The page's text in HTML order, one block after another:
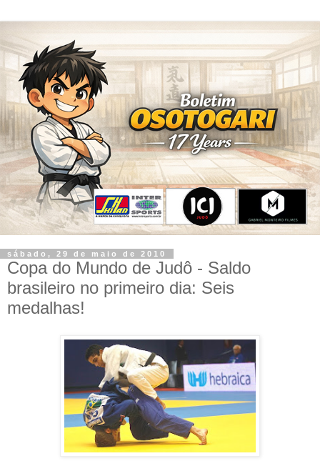
sábado, 29 de maio de 2010
Copa do Mundo de Judô - Saldo
brasileiro no primeiro dia: Seis
medalhas!